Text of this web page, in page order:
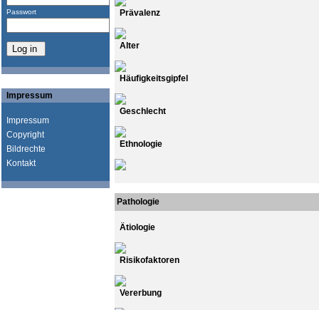
Passwort
Impressum
Impressum
Copyright
Bildrechte
Kontakt
Prävalenz
Alter
Häufigkeitsgipfel
Geschlecht
Ethnologie
Pathologie
Ätiologie
Risikofaktoren
Vererbung